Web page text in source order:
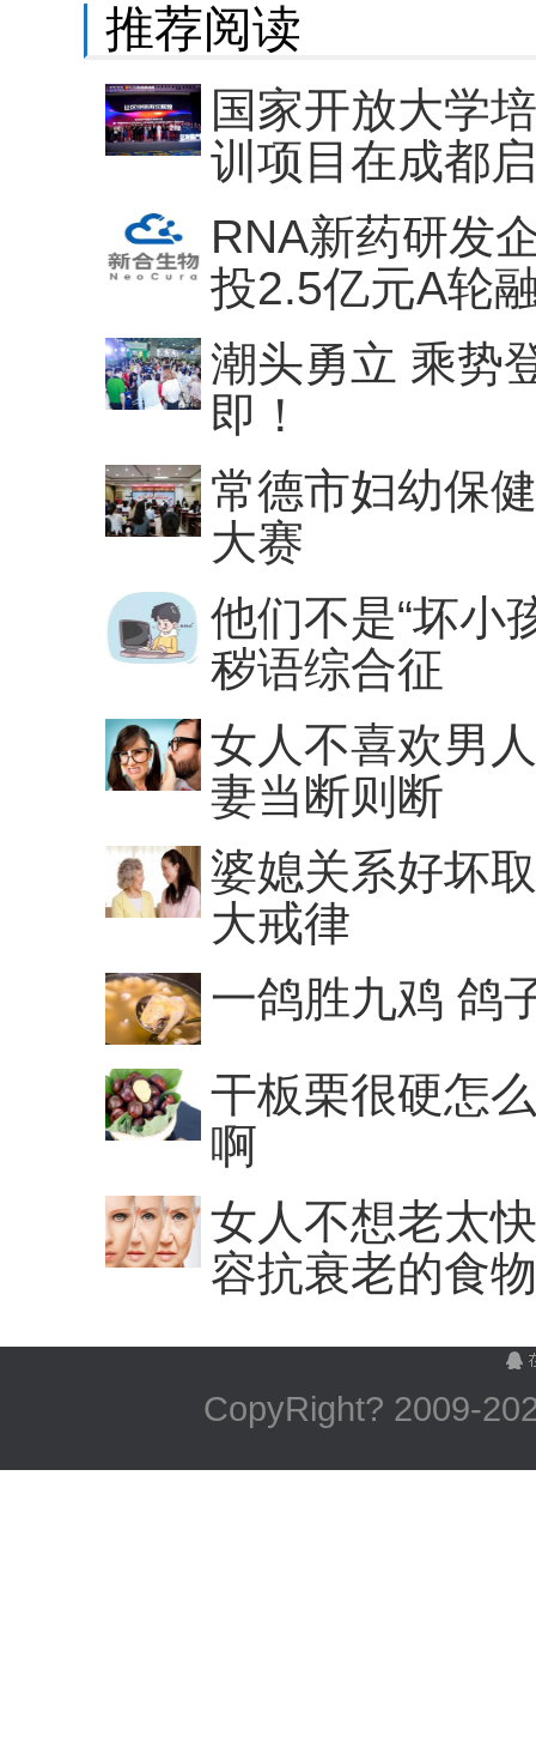
推荐阅读
国家开放大学
训项目在成都
RNA新药研发
投2.5亿元A轮
潮头勇立 乘势
即！
常德市妇幼保
大赛
他们不是“坏小
秽语综合征
女人不喜欢男
妻当断则断
婆媳关系好坏
大戒律
一鸽胜九鸡 鸽
干板栗很硬怎
啊
女人不想老太
容抗衰老的食
CopyRight? 2009-